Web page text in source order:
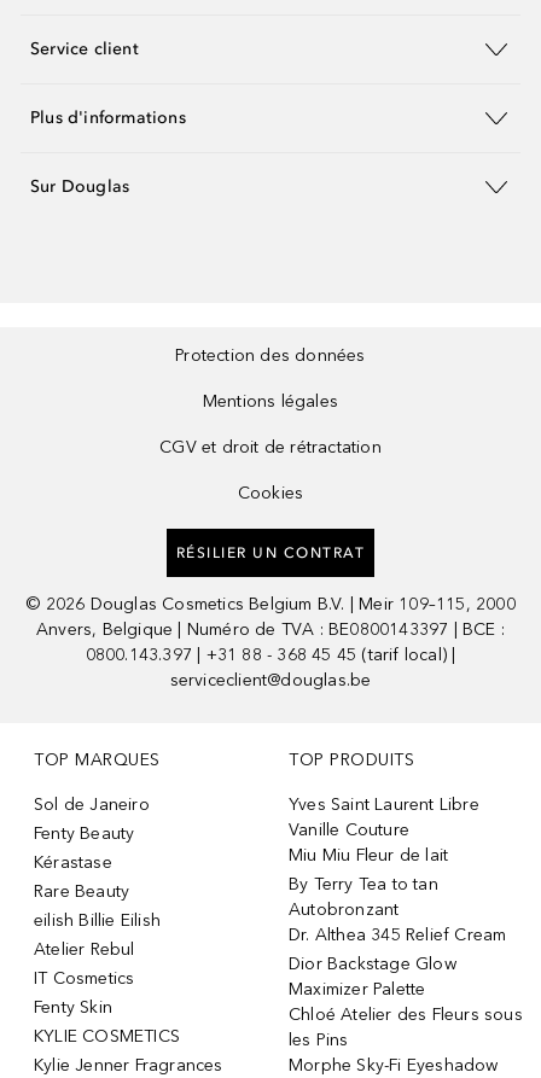
Service client
Plus d'informations
Sur Douglas
Protection des données
Mentions légales
CGV et droit de rétractation
Cookies
RÉSILIER UN CONTRAT
© 2026 Douglas Cosmetics Belgium B.V. | Meir 109–115, 2000
Anvers, Belgique | Numéro de TVA : BE0800143397 | BCE :
0800.143.397 | +31 88 - 368 45 45 (tarif local) |
serviceclient@douglas.be
TOP MARQUES
Sol de Janeiro
Fenty Beauty
Kérastase
Rare Beauty
eilish Billie Eilish
Atelier Rebul
IT Cosmetics
Fenty Skin
KYLIE COSMETICS
Kylie Jenner Fragrances
TOP PRODUITS
Yves Saint Laurent Libre
Vanille Couture
Miu Miu Fleur de lait
By Terry Tea to tan
Autobronzant
Dr. Althea 345 Relief Cream
Dior Backstage Glow
Maximizer Palette
Chloé Atelier des Fleurs sous
les Pins
Morphe Sky-Fi Eyeshadow